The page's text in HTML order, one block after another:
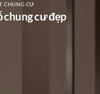
CHUNG CƯ
chung cư đẹp